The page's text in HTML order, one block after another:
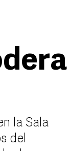
la Sala
del